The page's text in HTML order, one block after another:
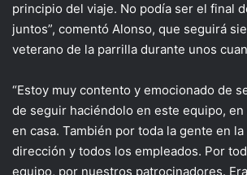
principio del viaje. No podía ser el final
juntos”, comentó Alonso, que seguirá
veterano de la parrilla durante unos
“Estoy muy contento y emocionado de
de seguir haciéndolo en este equipo,
en casa. También por toda la gente en
dirección y todos los empleados. Por
equipo, por nuestros patrocinadores.